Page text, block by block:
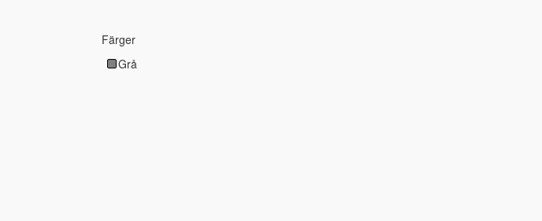
Färger
Grå